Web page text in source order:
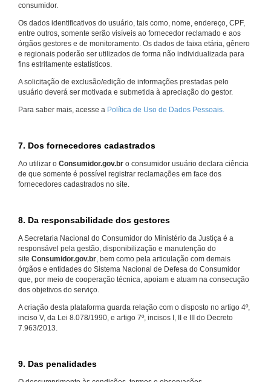
consumidor.
Os dados identificativos do usuário, tais como, nome, endereço, CPF,
entre outros, somente serão visíveis ao fornecedor reclamado e aos
órgãos gestores e de monitoramento. Os dados de faixa etária, gênero
e regionais poderão ser utilizados de forma não individualizada para
fins estritamente estatísticos.
A solicitação de exclusão/edição de informações prestadas pelo
usuário deverá ser motivada e submetida à apreciação do gestor.
Para saber mais, acesse a Política de Uso de Dados Pessoais.
7. Dos fornecedores cadastrados
Ao utilizar o Consumidor.gov.br o consumidor usuário declara ciência
de que somente é possível registrar reclamações em face dos
fornecedores cadastrados no site.
8. Da responsabilidade dos gestores
A Secretaria Nacional do Consumidor do Ministério da Justiça é a
responsável pela gestão, disponibilização e manutenção do
site Consumidor.gov.br, bem como pela articulação com demais
órgãos e entidades do Sistema Nacional de Defesa do Consumidor
que, por meio de cooperação técnica, apoiam e atuam na consecução
dos objetivos do serviço.
A criação desta plataforma guarda relação com o disposto no artigo 4º,
inciso V, da Lei 8.078/1990, e artigo 7º, incisos I, II e III do Decreto
7.963/2013.
9. Das penalidades